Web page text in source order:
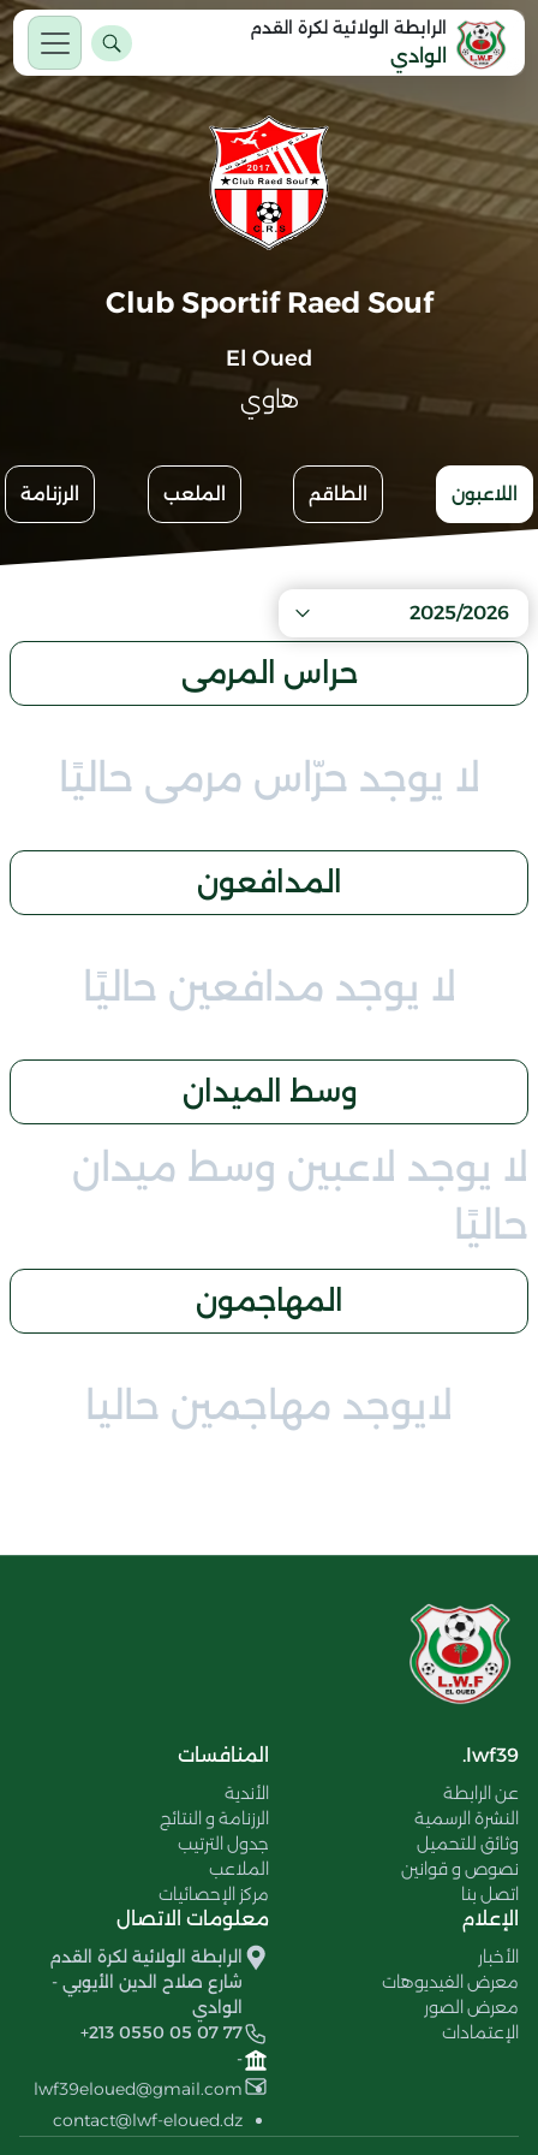
الرابطة الولائية لكرة القدم
الوادي
Club Sportif Raed Souf
El Oued
هاوي
اللاعبون الطاقم الملعب الرزنامة
2025/2026
حراس المرمى
لا يوجد حرّاس مرمى حاليًا
المدافعون
لا يوجد مدافعين حاليًا
وسط الميدان
لا يوجد لاعبين وسط ميدان
حاليًا
المهاجمون
لايوجد مهاجمين حاليا
lwf39.
عن الرابطة
النشرة الرسمية
وثائق للتحميل
نصوص و قوانين
اتصل بنا
المنافسات
الأندية
الرزنامة و النتائج
جدول الترتيب
الملاعب
مركز الإحصائيات
الإعلام
الأخبار
معرض الفيديوهات
معرض الصور
الإعتمادات
معلومات الاتصال
الرابطة الولائية لكرة القدم
شارع صلاح الدين الأيوبي -
الوادي
+213 0550 05 07 77
-
lwf39eloued@gmail.com
contact@lwf-eloued.dz